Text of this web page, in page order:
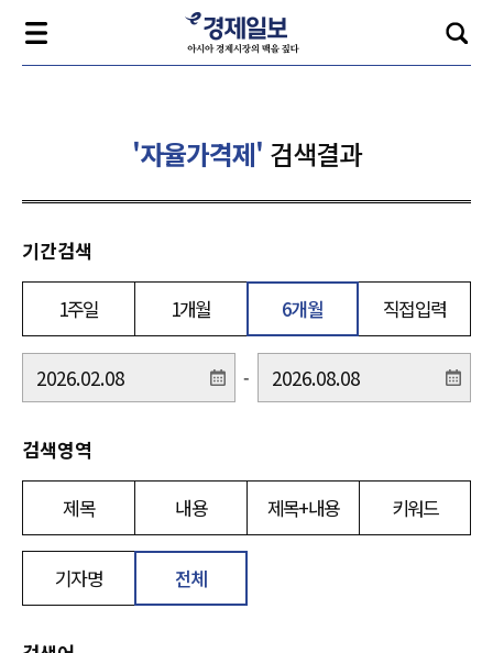
'자율가격제' 검색결과
기간검색
1주일 1개월 6개월 직접입력
-
검색영역
제목 내용 제목+내용 키워드
기자명 전체